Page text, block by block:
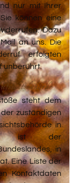
nur mit Ihrer
können eine
Dazu
an uns. Die
erfolgten
unberührt.
steht dem
zuständigen
in
ist der
in
Eine Liste der
Kontaktdaten